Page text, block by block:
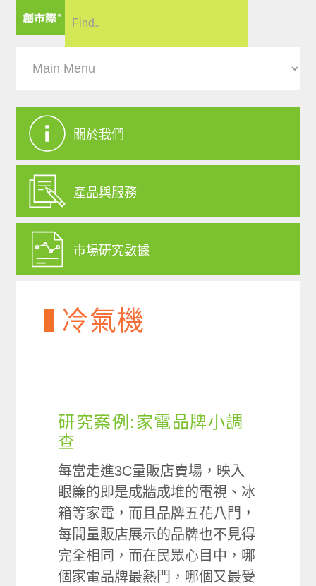
關於我們
產品與服務
市場研究數據
冷氣機
研究案例:家電品牌小調
查
每當走進3C量販店賣場，映入
眼簾的即是成牆成堆的電視、冰
箱等家電，而且品牌五花八門，
每間量販店展示的品牌也不見得
完全相同，而在民眾心目中，哪
個家電品牌最熱門，哪個又最受